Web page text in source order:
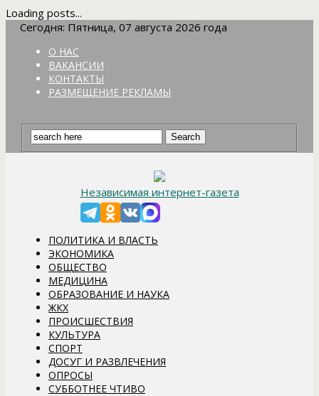
Loading posts...
Сегодня: Пятница, 07 августа 2026 года
О НАС
ВАКАНСИИ
КОНТАКТЫ
РАЗМЕЩЕНИЕ РЕКЛАМЫ
Независимая интернет-газета
ПОЛИТИКА И ВЛАСТЬ
ЭКОНОМИКА
ОБЩЕСТВО
МЕДИЦИНА
ОБРАЗОВАНИЕ И НАУКА
ЖКХ
ПРОИСШЕСТВИЯ
КУЛЬТУРА
СПОРТ
ДОСУГ И РАЗВЛЕЧЕНИЯ
ОПРОСЫ
СУББОТНЕЕ ЧТИВО